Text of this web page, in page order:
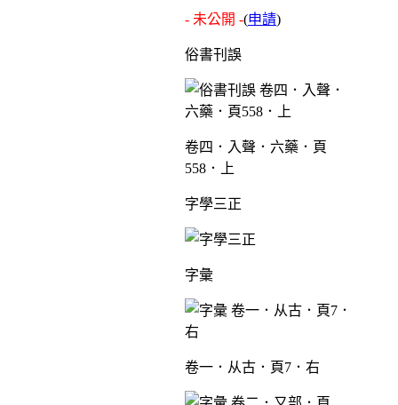
- 未公開 -(申請)
俗書刊誤
卷四．入聲．六藥．頁
558．上
字學三正
字彙
卷一．从古．頁7．右